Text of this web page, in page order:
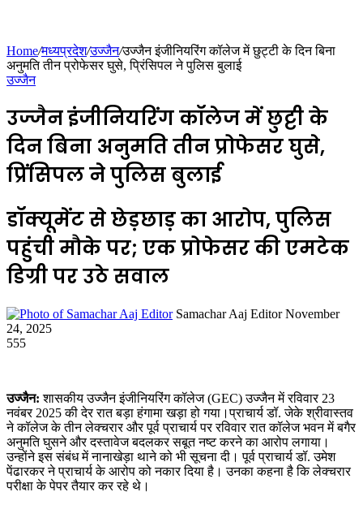
Home/मध्यप्रदेश/उज्जैन/उज्जैन इंजीनियरिंग कॉलेज में छुट्टी के दिन बिना
अनुमति तीन प्रोफेसर घुसे, प्रिंसिपल ने पुलिस बुलाई
उज्जैन
उज्जैन इंजीनियरिंग कॉलेज में छुट्टी के
दिन बिना अनुमति तीन प्रोफेसर घुसे,
प्रिंसिपल ने पुलिस बुलाई
डॉक्यूमेंट से छेड़छाड़ का आरोप, पुलिस
पहुंची मौके पर; एक प्रोफेसर की एमटेक
डिग्री पर उठे सवाल
Samachar Aaj Editor Send
November
24, 2025
555
उज्जैन: शासकीय उज्जैन इंजीनियरिंग कॉलेज (GEC) उज्जैन में रविवार 23
नवंबर 2025 की देर रात बड़ा हंगामा खड़ा हो गया।प्राचार्य डॉ. जेके श्रीवास्तव
ने कॉलेज के तीन लेक्चरार और पूर्व प्राचार्य पर रविवार रात कॉलेज भवन में बगैर
अनुमति घुसने और दस्तावेज बदलकर सबूत नष्ट करने का आरोप लगाया।
उन्होंने इस संबंध में नानाखेड़ा थाने को भी सूचना दी। पूर्व प्राचार्य डॉ. उमेश
पेंढारकर ने प्राचार्य के आरोप को नकार दिया है। उनका कहना है कि लेक्चरार
परीक्षा के पेपर तैयार कर रहे थे।